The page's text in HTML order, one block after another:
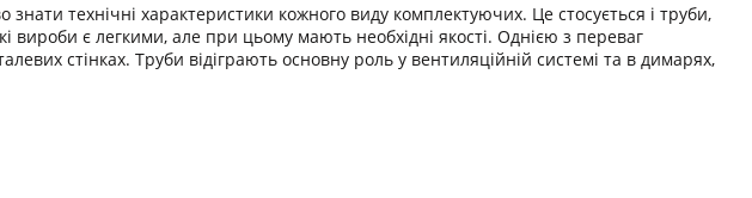
технічні характеристики кожного виду комплектуючих. Це стосується і труби,
є легкими, але при цьому мають необхідні якості. Однією з переваг
стінках. Труби відіграють основну роль у вентиляційній системі та в димарях,